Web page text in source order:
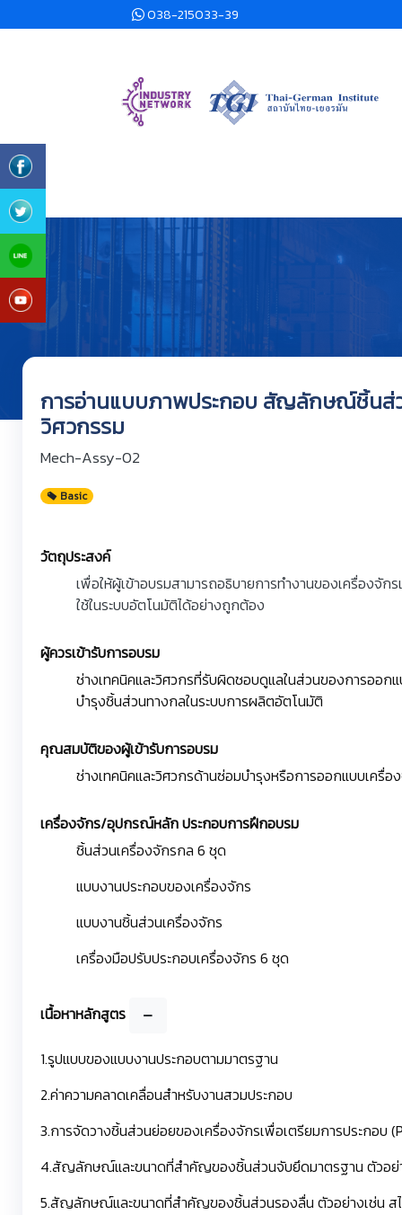
038-215033-39
การอ่านแบบภาพประกอบ สัญลักษณ์ชิ้นส่
วิศวกรรม
Mech-Assy-02
Basic
วัตถุประสงค์
เพื่อให้ผู้เข้าอบรมสามารถอธิบายการทำงานของเครื่องจั
ใช้ในระบบอัตโนมัติได้อย่างถูกต้อง
ผู้ควรเข้ารับการอบรม
ช่างเทคนิคและวิศวกรที่รับผิดชอบดูแลในส่วนของการออก
บำรุงชิ้นส่วนทางกลในระบบการผลิตอัตโนมัติ
คุณสมบัติของผู้เข้ารับการอบรม
ช่างเทคนิคและวิศวกรด้านซ่อมบำรุงหรือการออกแบบเครื่อ
เครื่องจักร/อุปกรณ์หลัก ประกอบการฝึกอบรม
ชิ้นส่วนเครื่องจักรกล 6 ชุด
แบบงานประกอบของเครื่องจักร
แบบงานชิ้นส่วนเครื่องจักร
เครื่องมือปรับประกอบเครื่องจักร 6 ชุด
เนื้อหาหลักสูตร
1.รูปแบบของแบบงานประกอบตามมาตรฐาน
2.ค่าความคลาดเคลื่อนสำหรับงานสวมประกอบ
3.การจัดวางชิ้นส่วนย่อยของเครื่องจักรเพื่อเตรียมการประกอบ
4.สัญลักษณ์และขนาดที่สำคัญของชิ้นส่วนจับยึดมาตรฐาน ตัวอย่
5.สัญลักษณ์และขนาดที่สำคัญของชิ้นส่วนรองลื่น ตัวอย่างเช่น ส